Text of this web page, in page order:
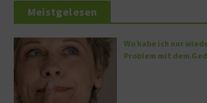
Meistgelesen
Wo habe ich nur
Problem mit dem